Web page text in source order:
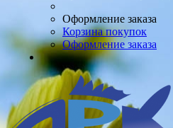
Оформление заказа
Корзина покупок
Оформление заказа